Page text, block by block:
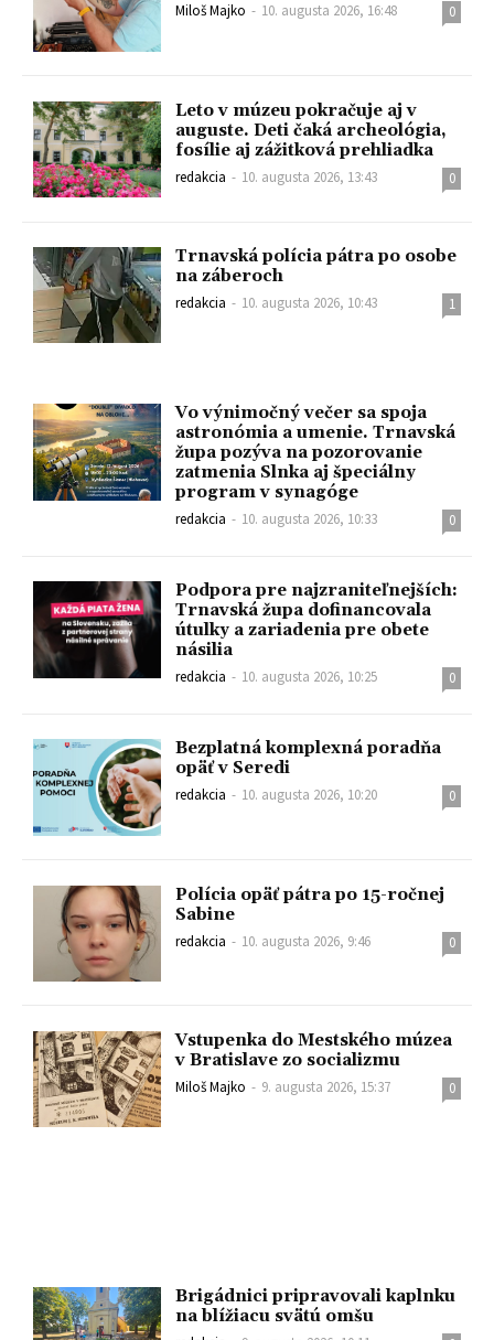
Miloš Majko - 10. augusta 2026, 16:48 0
Leto v múzeu pokračuje aj v
auguste. Deti čaká archeológia,
fosílie aj zážitková prehliadka
redakcia - 10. augusta 2026, 13:43 0
Trnavská polícia pátra po osobe
na záberoch
redakcia - 10. augusta 2026, 10:43 1
Vo výnimočný večer sa spoja
astronómia a umenie. Trnavská
župa pozýva na pozorovanie
zatmenia Slnka aj špeciálny
program v synagóge
redakcia - 10. augusta 2026, 10:33 0
Podpora pre najzraniteľnejších:
Trnavská župa dofinancovala
útulky a zariadenia pre obete
násilia
redakcia - 10. augusta 2026, 10:25 0
Bezplatná komplexná poradňa
opäť v Seredi
redakcia - 10. augusta 2026, 10:20 0
Polícia opäť pátra po 15-ročnej
Sabine
redakcia - 10. augusta 2026, 9:46 0
Vstupenka do Mestského múzea
v Bratislave zo socializmu
Miloš Majko - 9. augusta 2026, 15:37 0
Brigádnici pripravovali kaplnku
na blížiacu svätú omšu